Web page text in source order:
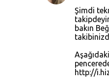
Şimdi
bakın
http://